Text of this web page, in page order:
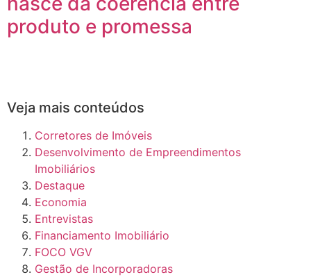
produto e promessa
Veja mais conteúdos
Corretores de Imóveis
Desenvolvimento de Empreendimentos
Imobiliários
Destaque
Economia
Entrevistas
Financiamento Imobiliário
FOCO VGV
Gestão de Incorporadoras